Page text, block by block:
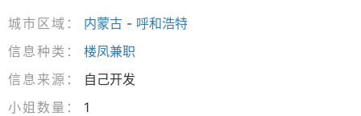
城市区域： 内蒙古 - 呼和浩特
信息种类：
楼凤兼职
信息来源：
自己开发
小姐数量：
1